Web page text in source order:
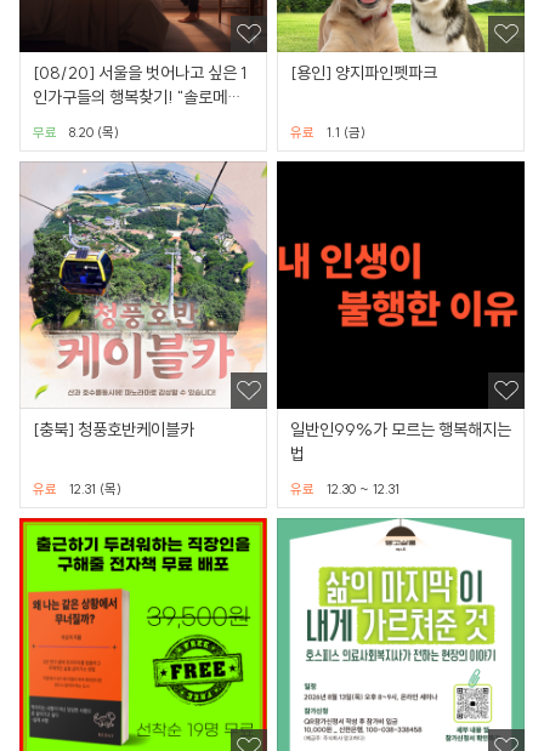
[08/20] 서울을 벗어나고 싶은 1
인가구들의 행복찾기! "솔로메이
트 밸리" 커피챗 미팅
8.20 (목)
무료
[용인] 양지파인펫파크
1.1 (금)
유료
[충북] 청풍호반케이블카
12.31 (목)
유료
일반인99%가 모르는 행복해지는
법
12.30 ~ 12.31
유료